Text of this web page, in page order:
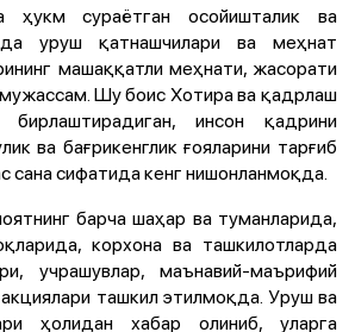
ҳукм сураётган осойишталик ва
уруш қатнашчилари ва меҳнат
машаққатли меҳнати, жасорати
Шу боис Хотира ва қадрлаш
бирлаштирадиган, инсон қадрини
ва бағрикенглик ғояларини тарғиб
сана сифатида кенг нишонланмоқда.
барча шаҳар ва туманларида,
корхона ва ташкилотларда
учрашувлар, маънавий-маърифий
ташкил этилмоқда. Уруш ва
ҳолидан хабар олиниб, уларга